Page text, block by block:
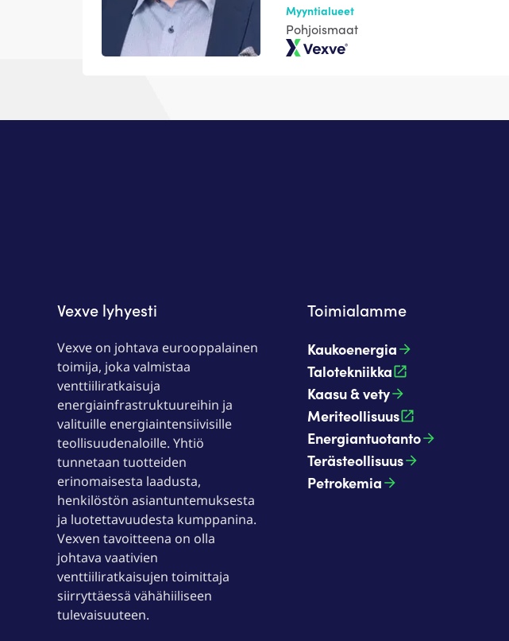
Myyntialueet
Pohjoismaat
Vexve lyhyesti
Vexve on johtava eurooppalainen
toimija, joka valmistaa
venttiiliratkaisuja
energiainfrastruktuureihin ja
valituille energiaintensiivisille
teollisuudenaloille. Yhtiö
tunnetaan tuotteiden
erinomaisesta laadusta,
henkilöstön asiantuntemuksesta
ja luotettavuudesta kumppanina.
Vexven tavoitteena on olla
johtava vaativien
venttiiliratkaisujen toimittaja
siirryttäessä vähähiiliseen
tulevaisuuteen.
Toimialamme
Kaukoenergia​
Talotekniikka
Kaasu & vety​
Meriteollisuus
Energiantuotanto​
Terästeollisuus​
Petrokemia​